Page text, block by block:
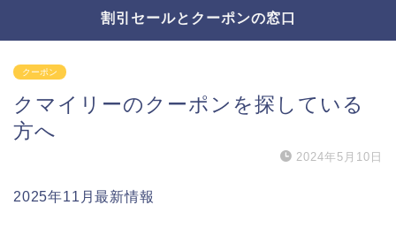
割引セールとクーポンの窓口
クーポン
クマイリーのクーポンを探している
方へ
2024年5月10日
2025年11月最新情報